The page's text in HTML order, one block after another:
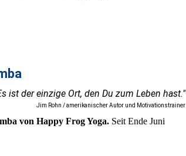
ist der einzige Ort, den Du zum Leben hast."
Jim Rohn / amerikanischer Autor und Motivationstrainer
von Happy Frog Yoga. Seit Ende Juni